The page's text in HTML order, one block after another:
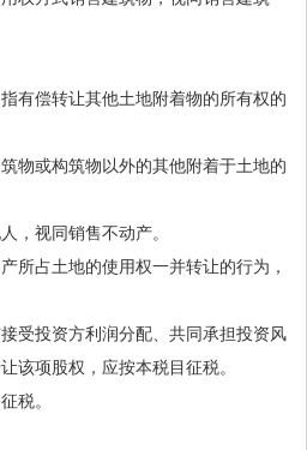
偿转让其他土地附着物的所有权的
或构筑物以外的其他附着于土地的
视同销售不动产。
占土地的使用权一并转让的行为，
投资方利润分配、共同承担投资风
该项股权，应按本税目征税。
税。